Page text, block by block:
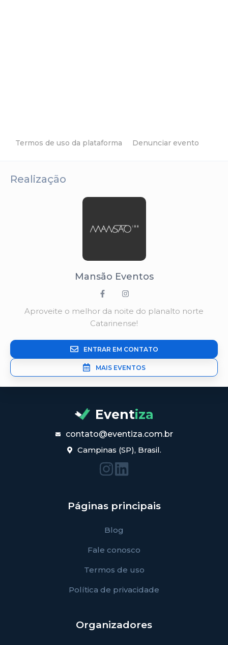
Termos de uso da plataforma Denunciar evento
Realização
Mansão Eventos
Aproveite o melhor da noite do planalto norte
Catarinense!
ENTRAR EM CONTATO
MAIS EVENTOS
Eventiza
contato@eventiza.com.br
Campinas (SP), Brasil.
Páginas principais
Blog
Fale conosco
Termos de uso
Política de privacidade
Organizadores